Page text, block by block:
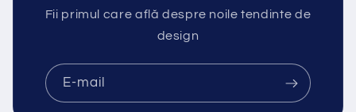
Fii primul care află despre noile tendinte de
design
E-mail